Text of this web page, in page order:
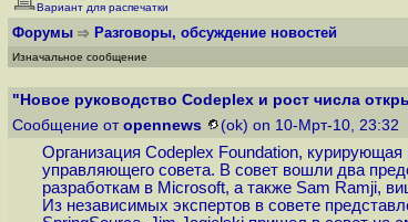
Вариант для распечатки
Форумы Разговоры, обсуждение новостей
Изначальное сообщение
"Новое руководство Codeplex и рост числа
Сообщение от opennews (ok) on 10-Мрт-10, 23:32
Организация Codeplex Foundation,
управляющего совета. В совет вошли два
разработкам в Microsoft, а также Sam Ramji,
Из независимых экспертов в совете